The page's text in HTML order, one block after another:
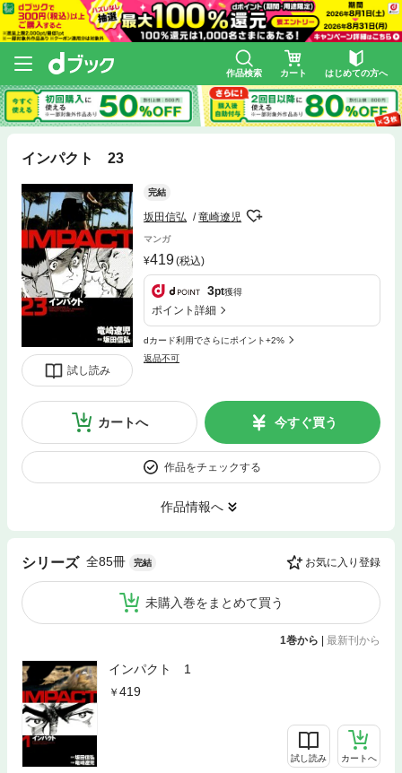
作品検索 カート はじめての方へ
インパクト 23
試し読み
完結
坂田信弘 竜崎遼児
マンガ
419(税込)
3pt獲得
ポイント詳細
dカード利用でさらにポイント+2%
返品不可
カートへ 今すぐ買う
作品をチェックする
作品情報へ
シリーズ 全85冊 完結 お気に入り登録
未購入巻をまとめて買う
1巻から | 最新刊から
インパクト 1
419
試し読み カートへ